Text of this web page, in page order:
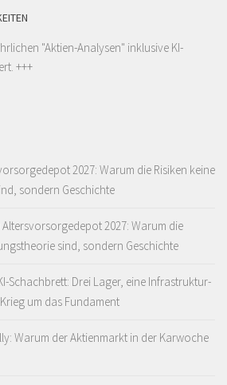
"Aktien-Analysen" inklusive KI-
+++
2027: Warum die Risiken keine
sondern Geschichte
Altersvorsorgedepot 2027: Warum die
sind, sondern Geschichte
Schachbrett: Drei Lager, eine Infrastruktur-
um das Fundament
Warum der Aktienmarkt in der Karwoche